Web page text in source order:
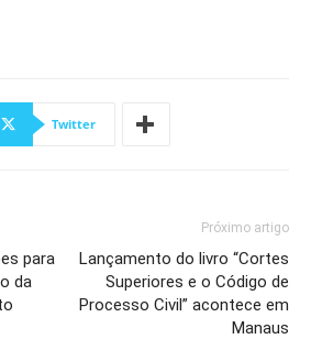
Twitter
para
da
Próximo artigo
Lançamento do livro “Cortes
Superiores e o Código de
Processo Civil” acontece em
Manaus